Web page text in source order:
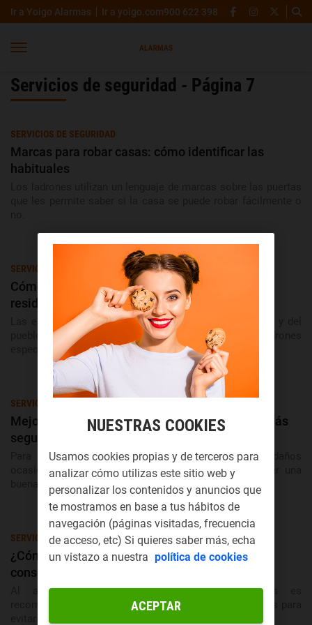
Ir a Yoigo Alarmas Ir a yoigo.com900 622 398
Servicios de seguridad - Página 7
SERVICIOS DE SEGURIDAD
Marcas para robar casas: cómo identificar las
habituales
SERVICIOS DE SEGURIDAD
Cómo mejorar la seguridad de tu segunda
residencia
Las estadísticas muestran cómo las casas de la playa y del
pueblo son las más atractivas para los ocupas y los ladrones
especializados.
SERVICIOS DE SEGURIDAD
Mejores trucos y consejos para hacer tu casa más
segura
Para prevenir los accidentes domésticos y los daños
ocasionados por los ladrones es necesario establecer una
buena estrategia de prevención.
SERVICIOS DE SEGURIDAD
¿Cómo vigilar tu casa en vacaciones?: pistas y
consejos
Al ausentarse del hogar durante muchos días es
recomendable vigilar desde el móvil y otros dispositivos para
evitar okupas.
NUESTRAS COOKIES
Usamos cookies propias y de terceros para
analizar cómo utilizas este sitio web y
personalizar los contenidos y anuncios que
te mostramos en base a tus hábitos de
navegación (páginas visitadas, frecuencia
de acceso, etc) Si quieres saber más, echa
un vistazo a nuestra política de cookies
ACEPTAR